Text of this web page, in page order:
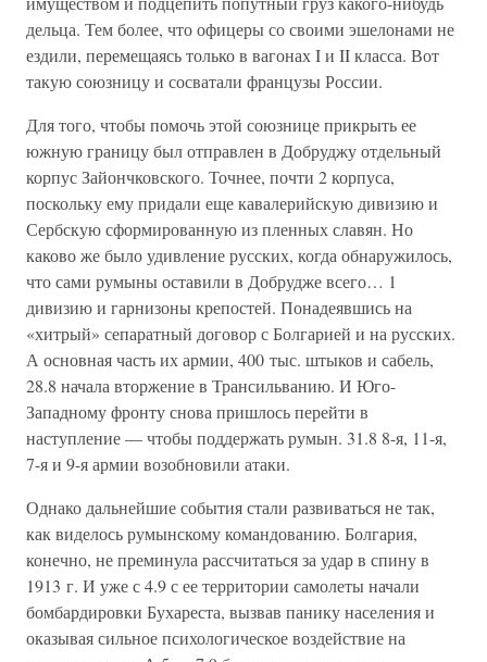
дельца. Тем более, что офицеры со своими эшелонами не
ездили, перемещаясь только в вагонах I и II класса. Вот
такую союзницу и сосватали французы России.
Для того, чтобы помочь этой союзнице прикрыть ее
южную границу был отправлен в Добруджу отдельный
корпус Зайончковского. Точнее, почти 2 корпуса,
поскольку ему придали еще кавалерийскую дивизию и
Сербскую сформированную из пленных славян. Но
каково же было удивление русских, когда обнаружилось,
что сами румыны оставили в Добрудже всего… 1
дивизию и гарнизоны крепостей. Понадеявшись на
«хитрый» сепаратный договор с Болгарией и на русских.
А основная часть их армии, 400 тыс. штыков и сабель,
28.8 начала вторжение в Трансильванию. И Юго-
Западному фронту снова пришлось перейти в
наступление — чтобы поддержать румын. 31.8 8-я, 11-я,
7-я и 9-я армии возобновили атаки.
Однако дальнейшие события стали развиваться не так,
как виделось румынскому командованию. Болгария,
конечно, не преминула рассчитаться за удар в спину в
1913 г. И уже с 4.9 с ее территории самолеты начали
бомбардировки Бухареста, вызвав панику населения и
оказывая сильное психологическое воздействие на